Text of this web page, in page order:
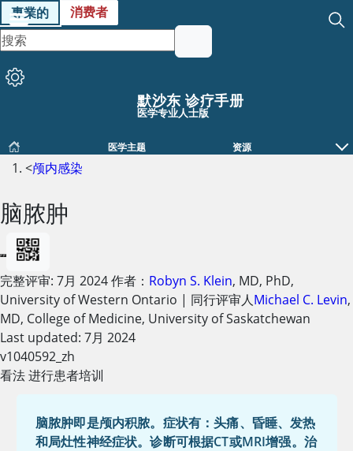
專業的 消费者
默沙东 诊疗手册
医学专业人士版
医学主题 资源
<颅内感染
脑脓肿
完整评审: 7月 2024作者： Robyn S. Klein, MD, PhD,
University of Western Ontario | 同行评审人Michael C. Levin,
MD, College of Medicine, University of Saskatchewan
Last updated: 7月 2024
v1040592_zh
看法 进行患者培训
脑脓肿即是颅内积脓。症状有：头痛、昏睡、发热
和局灶性神经症状。诊断可根据CT或MRI增强。治